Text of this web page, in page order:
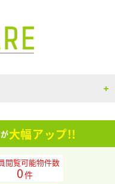
大幅アップ!!
閲覧可能物件数
0件